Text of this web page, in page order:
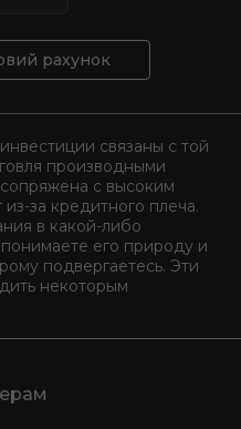
рахунок
связаны с той
производными
с высоким
за кредитного плеча.
в какой-либо
его природу и
подвергаетесь. Эти
некоторым